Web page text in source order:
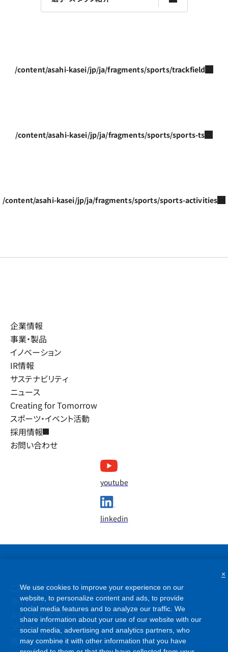
/content/asahi-kasei/jp/ja/fragments/sports/trackfield
/content/asahi-kasei/jp/ja/fragments/sports/sports-ts
/content/asahi-kasei/jp/ja/fragments/sports/sports-activities
企業情報
事業・製品
イノベーション
IR情報
サステナビリティ
ニュース
Creating for Tomorrow
スポーツ・イベント活動
採用情報
お問い合わせ
youtube
linkedin
ご利用条件
サイトマップ
よくあるご質問
プライバシーポリシー
情報セキュリティポリシー
social media features and to analyze our traffic. We
share information about your use of our website with our
social media, advertising and analytics partners, who
may combine it with other information that you have
provided to them or that they have collected from your
use of their services. Please click [Reject All Cookies] if